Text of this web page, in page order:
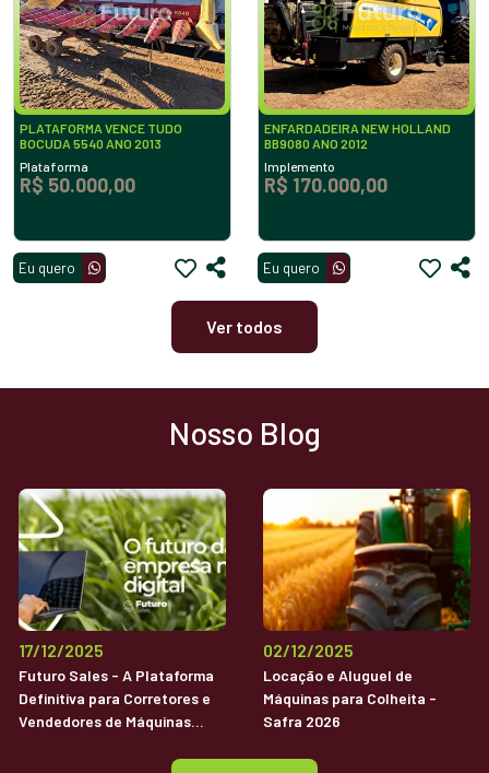
PLATAFORMA VENCE TUDO
BOCUDA 5540 ANO 2013
Plataforma
R$ 50.000,00
Eu quero
ENFARDADEIRA NEW HOLLAND
BB9080 ANO 2012
Implemento
R$ 170.000,00
Eu quero
Ver todos
Nosso Blog
17/12/2025
Futuro Sales - A Plataforma
Definitiva para Corretores e
Vendedores de Máquinas
02/12/2025
Locação e Aluguel de
Máquinas para Colheita -
Safra 2026